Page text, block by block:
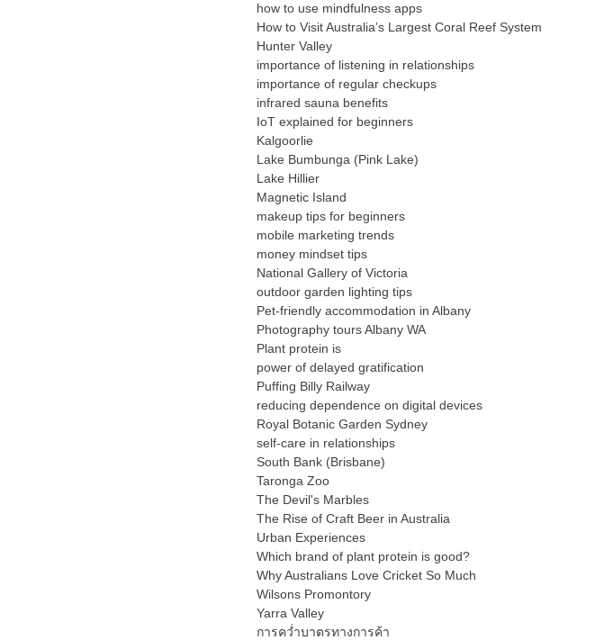
how to use mindfulness apps
How to Visit Australia’s Largest Coral Reef System
Hunter Valley
importance of listening in relationships
importance of regular checkups
infrared sauna benefits
IoT explained for beginners
Kalgoorlie
Lake Bumbunga (Pink Lake)
Lake Hillier
Magnetic Island
makeup tips for beginners
mobile marketing trends
money mindset tips
National Gallery of Victoria
outdoor garden lighting tips
Pet-friendly accommodation in Albany
Photography tours Albany WA
Plant protein is
power of delayed gratification
Puffing Billy Railway
reducing dependence on digital devices
Royal Botanic Garden Sydney
self-care in relationships
South Bank (Brisbane)
Taronga Zoo
The Devil's Marbles
The Rise of Craft Beer in Australia
Urban Experiences
Which brand of plant protein is good?
Why Australians Love Cricket So Much
Wilsons Promontory
Yarra Valley
การคว่ำบาตรทางการค้า